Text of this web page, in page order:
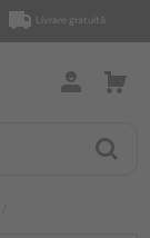
Livrare gratuită